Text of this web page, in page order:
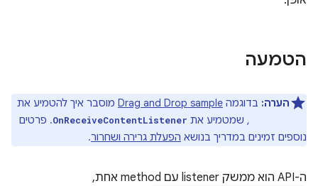
הטמעה
הערה: בדוגמה Drag and Drop sample מוסבר איך להטמיע את
, שמטמיע את OnReceiveContentListener. פרטים
נוספים זמינים במדריך בנושא הפעלת גרירה ושחרור.
ה-API הוא ממשק listener עם method אחת,‏